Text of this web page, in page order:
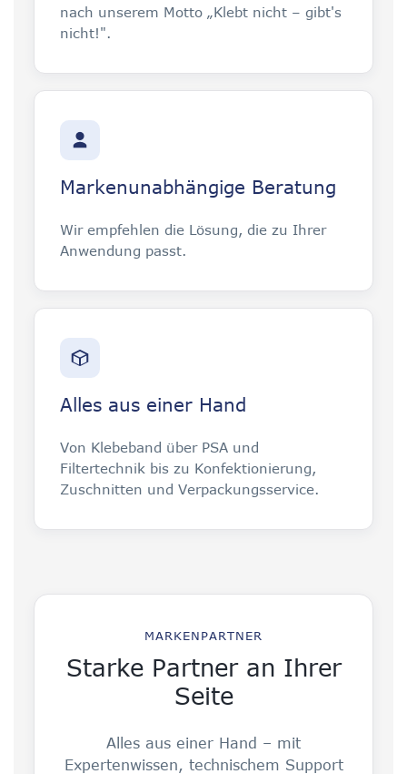
nach unserem Motto „Klebt nicht – gibt's
nicht!".
Markenunabhängige Beratung
Wir empfehlen die Lösung, die zu Ihrer
Anwendung passt.
Alles aus einer Hand
Von Klebeband über PSA und
Filtertechnik bis zu Konfektionierung,
Zuschnitten und Verpackungsservice.
MARKENPARTNER
Starke Partner an Ihrer
Seite
Alles aus einer Hand – mit
Expertenwissen, technischem Support